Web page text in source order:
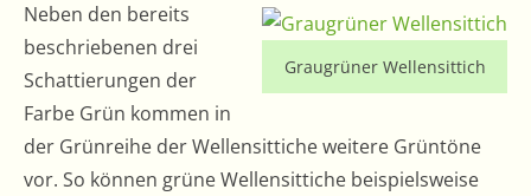
Graugrüner Wellensittich
Neben den bereits
beschriebenen drei
Schattierungen der
Farbe Grün kommen in
der Grünreihe der Wellensittiche weitere Grüntöne
vor. So können grüne Wellensittiche beispielsweise